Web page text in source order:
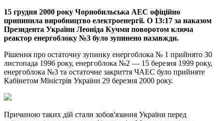
15 грудня 2000 року Чорнобильська АЕС офіційно
припинила виробництво електроенергії. О 13:17 за наказом
Президента України Леоніда Кучми поворотом ключа
реактор енергоблоку №3 було зупинено назавжди.
Рішення про остаточну зупинку енергоблока № 1 прийнято 30
листопада 1996 року, енергоблока №2 — 15 березня 1999 року,
енергоблока №3 та остаточне закриття ЧАЕС було прийняте
Кабінетом Міністрів України 29 березня 2000 року.
Причиною таких дій стали зобов'язання України перед